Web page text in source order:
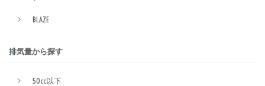
BLAZE
排気量から探す
50cc以下